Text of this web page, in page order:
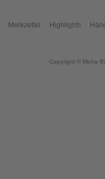
Merkzettel Highlights
Copyright © Micha